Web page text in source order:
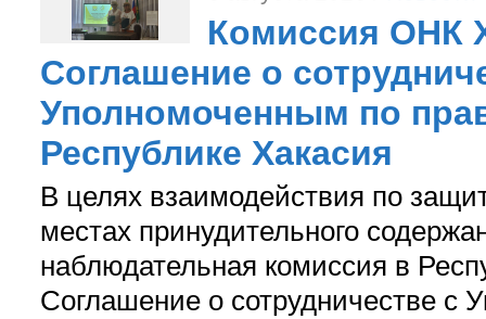
Комиссия ОНК
Соглашение о
Уполномоченным по
Республике Хакасия
В целях взаимодействия по
местах принудительного
наблюдательная комиссия в
Соглашение о сотрудничестве с